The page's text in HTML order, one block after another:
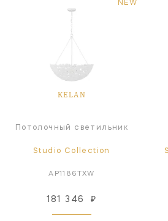
NEW
KELAN
Потолочный светильник
Studio Collection
AP1186TXW
181 346 ₽